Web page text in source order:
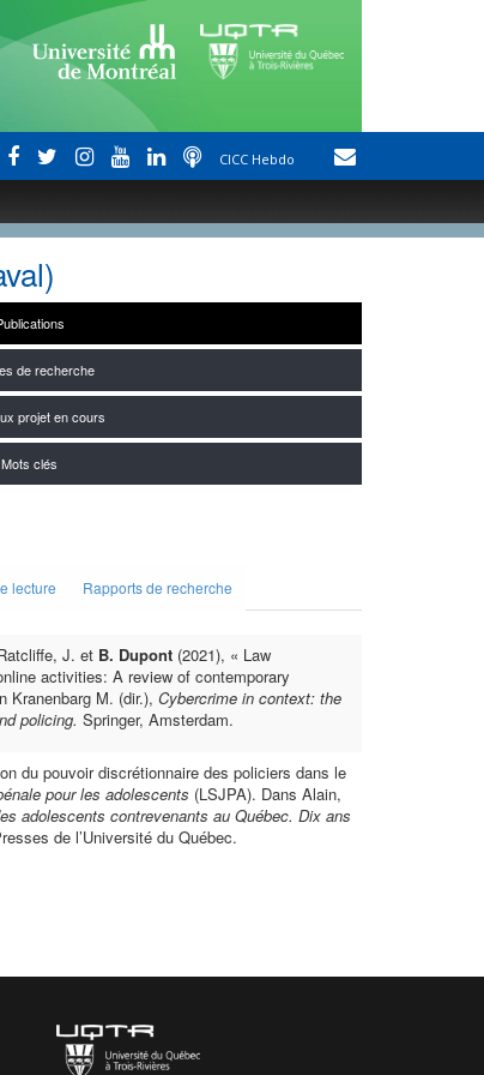
CICC Hebdo
de recherche
projet en cours
Mots clés
lecture Rapports de recherche
J. et B. Dupont (2021), « Law
activities: A review of contemporary
Kranenbarg M. (dir.), Cybercrime in context: the
policing. Springer, Amsterdam.
du pouvoir discrétionnaire des policiers dans le
pour les adolescents (LSJPA). Dans Alain,
adolescents contrevenants au Québec. Dix ans
de l’Université du Québec.